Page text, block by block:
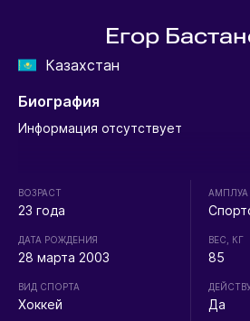
Егор
Казахстан
Биография
Информация отсутствует
ВОЗРАСТ
23 года
ДАТА РОЖДЕНИЯ
28 марта 2003
ВИД СПОРТА
Хоккей
АМПЛУА
ВЕС, КГ
85
Да